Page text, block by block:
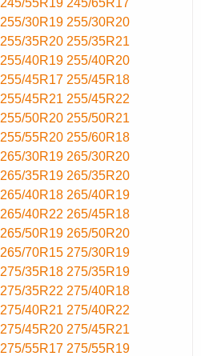
245/55R19 245/65R17
255/30R19 255/30R20
255/35R20 255/35R21
255/40R19 255/40R20
255/45R17 255/45R18
255/45R21 255/45R22
255/50R20 255/50R21
255/55R20 255/60R18
265/30R19 265/30R20
265/35R19 265/35R20
265/40R18 265/40R19
265/40R22 265/45R18
265/50R19 265/50R20
265/70R15 275/30R19
275/35R18 275/35R19
275/35R22 275/40R18
275/40R21 275/40R22
275/45R20 275/45R21
275/55R17 275/55R19